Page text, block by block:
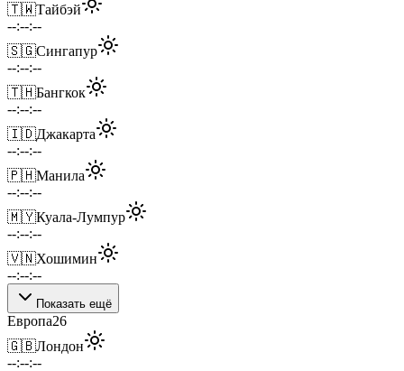
🇹🇼Тайбэй
--:--:--
🇸🇬Сингапур
--:--:--
🇹🇭Бангкок
--:--:--
🇮🇩Джакарта
--:--:--
🇵🇭Манила
--:--:--
🇲🇾Куала-Лумпур
--:--:--
🇻🇳Хошимин
--:--:--
Показать ещё
Европа26
🇬🇧Лондон
--:--:--